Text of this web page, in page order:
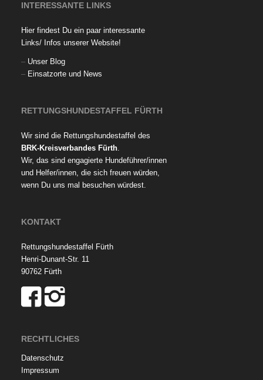
INTERESSANTE LINKS
Hier findest Du ein paar interessante
Links/ Infos unserer Website!
– Unser Blog
– Einsatzorte und News
RETTUNGSHUNDESTAFFEL FÜRTH
Wir sind die Rettungshundestaffel des
BRK-Kreisverbandes Fürth.
Wir, das sind engagierte Hundeführer/innen
und Helfer/innen, die sich freuen würden,
wenn Du uns mal besuchen würdest.
KONTAKT
Rettungshundestaffel Fürth
Henri-Dunant-Str. 11
90762 Fürth
RECHTLICHES
Datenschutz
Impressum